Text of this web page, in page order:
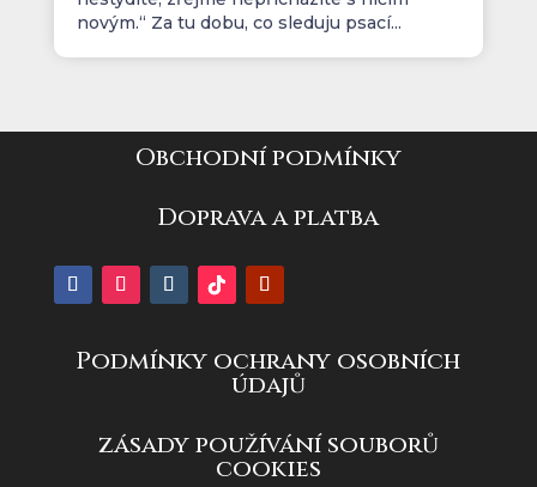
novým.“ Za tu dobu, co sleduju psací...
Obchodní podmínky
Doprava a platba
Podmínky ochrany osobních
údajů
zásady používání souborů
cookies